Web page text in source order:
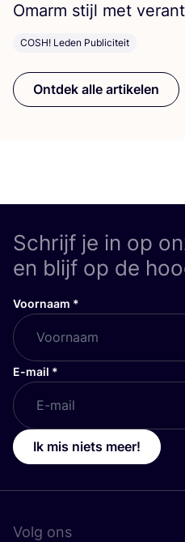
Omarm stijl met
COSH! Leden Publiciteit
Ontdek alle artikelen
Schrijf je in op
en blijf op de
Voornaam *
E-mail *
Ik mis niets meer!
Volg ons